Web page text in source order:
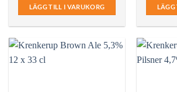
LÄGG TILL I VARUKORG LÄGG